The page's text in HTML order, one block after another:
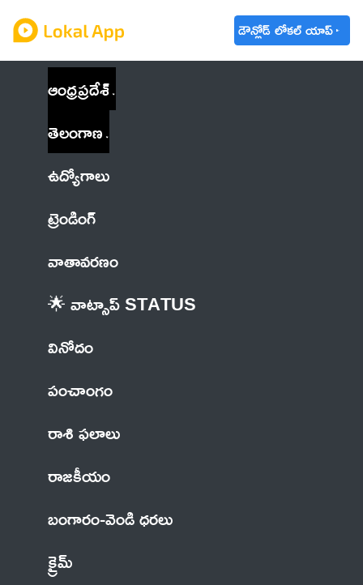
డౌన్లోడ్ లోకల్ యాప్
ఆంధ్రప్రదేశ్
తెలంగాణ
ఉద్యోగాలు
ట్రెండింగ్
వాతావరణం
🌟 వాట్సాప్ STATUS
వినోదం
పంచాంగం
రాశి ఫలాలు
రాజకీయం
బంగారం-వెండి ధరలు
క్రైమ్